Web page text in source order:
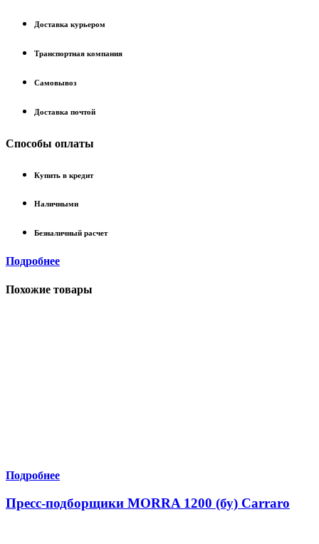
Доставка курьером
Транспортная компания
Самовывоз
Доставка почтой
Способы оплаты
Купить в кредит
Наличными
Безналичный расчет
Подробнее
Похожие товары
Подробнее
Пресс-подборщики MORRA 1200 (бу) Carraro